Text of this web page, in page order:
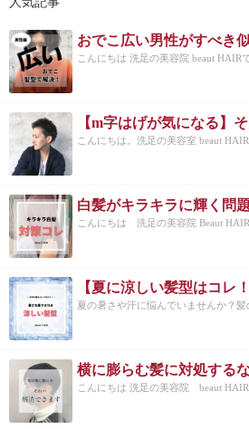
こんにちは 洗足の美容院 beaut HAIR
こんにちは。洗足の美容室 beaut
こんにちは 洗足の美容院 Beaut
夏の暑さや汗に悩んでいませんか？髪
こんにちは 洗足の美容院 beaut